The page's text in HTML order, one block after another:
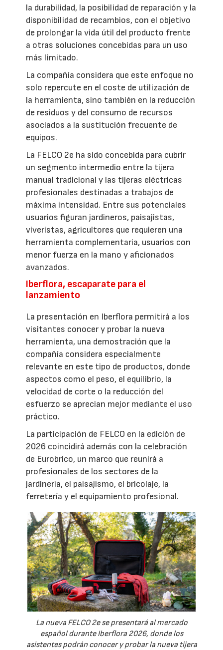
la durabilidad, la posibilidad de reparación y la
disponibilidad de recambios, con el objetivo
de prolongar la vida útil del producto frente
a otras soluciones concebidas para un uso
más limitado.
La compañía considera que este enfoque no
solo repercute en el coste de utilización de
la herramienta, sino también en la reducción
de residuos y del consumo de recursos
asociados a la sustitución frecuente de
equipos.
La FELCO 2e ha sido concebida para cubrir
un segmento intermedio entre la tijera
manual tradicional y las tijeras eléctricas
profesionales destinadas a trabajos de
máxima intensidad. Entre sus potenciales
usuarios figuran jardineros, paisajistas,
viveristas, agricultores que requieren una
herramienta complementaria, usuarios con
menor fuerza en la mano y aficionados
avanzados.
Iberflora, escaparate para el
lanzamiento
La presentación en Iberflora permitirá a los
visitantes conocer y probar la nueva
herramienta, una demostración que la
compañía considera especialmente
relevante en este tipo de productos, donde
aspectos como el peso, el equilibrio, la
velocidad de corte o la reducción del
esfuerzo se aprecian mejor mediante el uso
práctico.
La participación de FELCO en la edición de
2026 coincidirá además con la celebración
de Eurobrico, un marco que reunirá a
profesionales de los sectores de la
jardinería, el paisajismo, el bricolaje, la
ferretería y el equipamiento profesional.
La nueva FELCO 2e se presentará al mercado
español durante Iberflora 2026, donde los
asistentes podrán conocer y probar la nueva tijera